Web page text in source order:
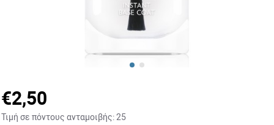
€2,50
Τιμή σε πόντους ανταμοιβής:25